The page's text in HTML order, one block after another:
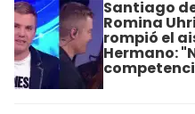
Santiago
Romina
rompió el
Hermano: